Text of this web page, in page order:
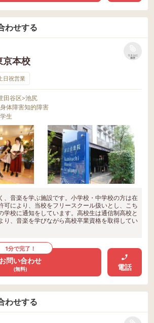
わせする
本校
リストに
保存
日祝営業
田谷区>池尻
身体障害知的障害
生
、音楽を学ぶ施設です。小学校・中学校の方は在
可により、当校をフリースクール扱いとし、こち
学校に通知をしています。高校生は通信制高校と
り、音楽を学びながら高校卒業資格を取得してい
1分で完了！
お問い合わせ
(無料) 電話
わせする